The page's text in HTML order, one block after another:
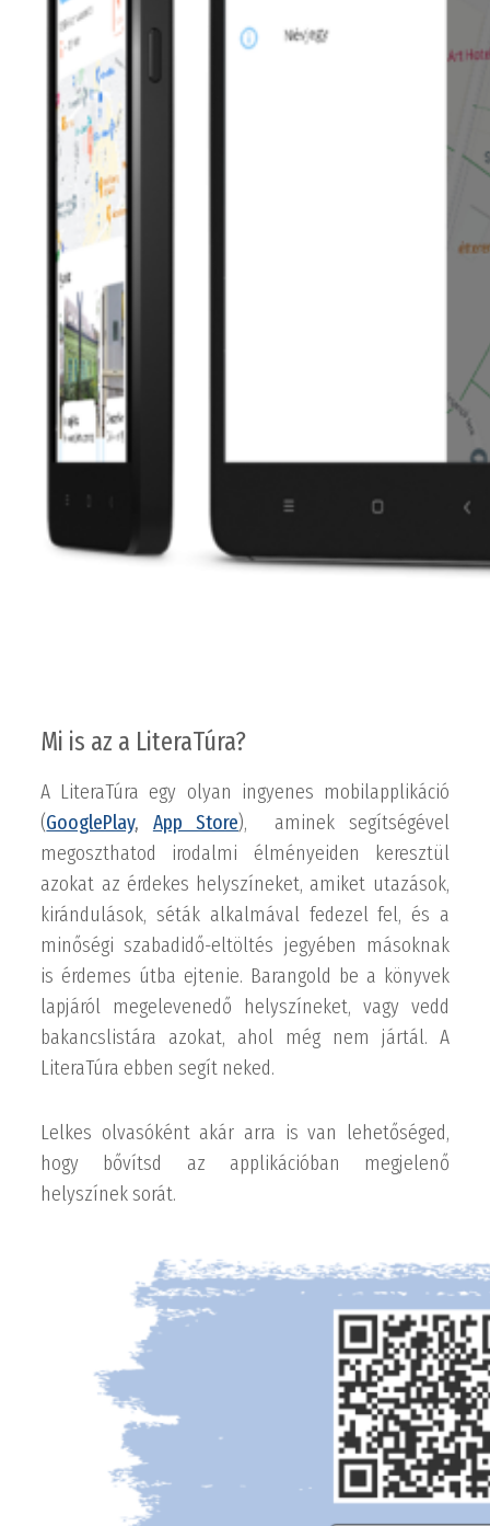
Mi is az a LiteraTúra?
A LiteraTúra egy olyan ingyenes mobilapplikáció
(GooglePlay, App Store), aminek segítségével
megoszthatod irodalmi élményeiden keresztül
azokat az érdekes helyszíneket, amiket utazások,
kirándulások, séták alkalmával fedezel fel, és a
minőségi szabadidő-eltöltés jegyében másoknak
is érdemes útba ejtenie. Barangold be a könyvek
lapjáról megelevenedő helyszíneket, vagy vedd
bakancslistára azokat, ahol még nem jártál. A
LiteraTúra ebben segít neked.
Lelkes olvasóként akár arra is van lehetőséged,
hogy bővítsd az applikációban megjelenő
helyszínek sorát.